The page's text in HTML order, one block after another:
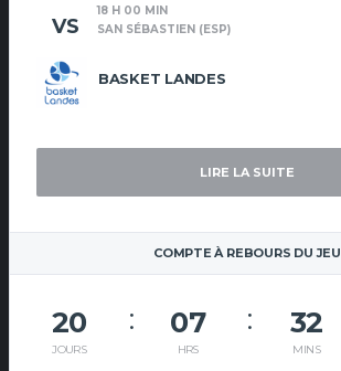
BASKET LANDES
VS
18 H 00 MIN
SAN SÉBASTIEN (ESP)
LIRE LA SUITE
COMPTE À REBOURS DU JEU
20
JOURS
07
HRS
32
MINS